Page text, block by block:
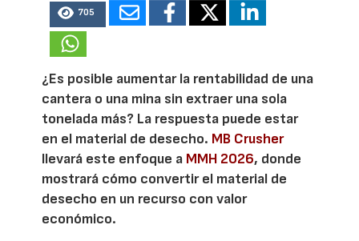
705
¿Es posible aumentar la rentabilidad de una
cantera o una mina sin extraer una sola
tonelada más? La respuesta puede estar
en el material de desecho. MB Crusher
llevará este enfoque a MMH 2026, donde
mostrará cómo convertir el material de
desecho en un recurso con valor
económico.